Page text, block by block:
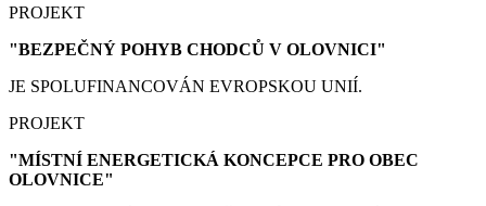
PROJEKT
"BEZPEČNÝ POHYB CHODCŮ V OLOVNICI"
JE SPOLUFINANCOVÁN EVROPSKOU UNIÍ.
PROJEKT
"MÍSTNÍ ENERGETICKÁ KONCEPCE PRO OBEC
OLOVNICE"